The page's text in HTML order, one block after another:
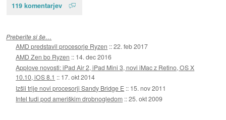
119 komentarjev
Preberite si še…
AMD predstavil procesorje Ryzen ::22. feb 2017
AMD Zen bo Ryzen :: 14. dec 2016
Applove novosti: iPad Air 2, iPad Mini 3, novi iMac z Retino, OS X
10.10, iOS 8.1 :: 17. okt 2014
Izšli trije novi procesorji Sandy Bridge E :: 15. nov 2011
Intel tudi pod ameriškim drobnogledom ::25. okt 2009